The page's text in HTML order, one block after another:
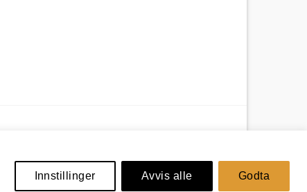
Innstillinger Avvis alle Godta
Nettbutikk levert avNettrakett.no